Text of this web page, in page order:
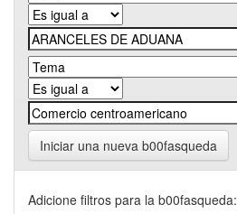
Iniciar una nueva b00fasqueda
Adicione filtros para la b00fasqueda: